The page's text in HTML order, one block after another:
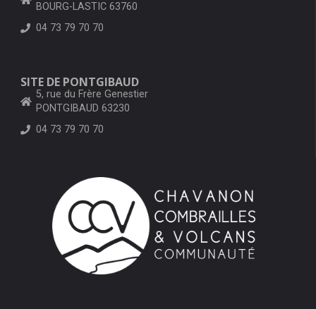
BOURG-LASTIC 63760
04 73 79 70 70
SITE DE PONTGIBAUD
5, rue du Frère Genestier
PONTGIBAUD 63230
04 73 79 70 70